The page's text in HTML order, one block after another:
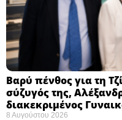
Βαρύ πένθος για τη
σύζυγός της,
διακεκριμένος
8 Αυγούστου 2026